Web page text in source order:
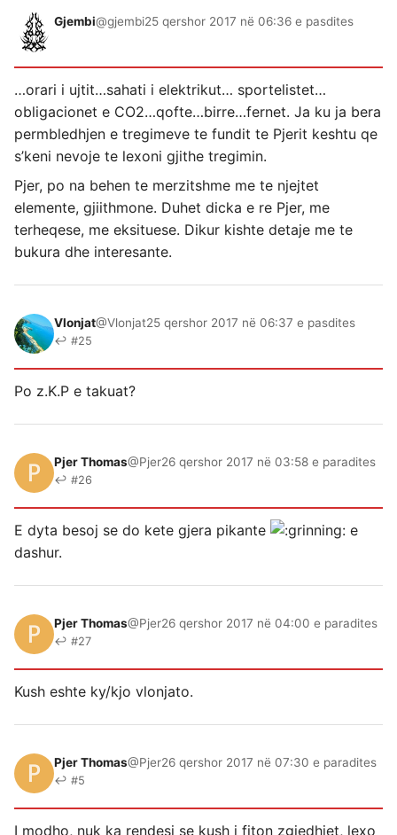
Gjembi@gjembi25 qershor 2017 në 06:36 e pasdites
…orari i ujtit…sahati i elektrikut… sportelistet…
obligacionet e CO2…qofte…birre…fernet. Ja ku ja bera
permbledhjen e tregimeve te fundit te Pjerit keshtu qe
s’keni nevoje te lexoni gjithe tregimin.
Pjer, po na behen te merzitshme me te njejtet
elemente, gjiithmone. Duhet dicka e re Pjer, me
terheqese, me eksituese. Dikur kishte detaje me te
bukura dhe interesante.
Vlonjat@Vlonjat25 qershor 2017 në 06:37 e pasdites
↩ #25
Po z.K.P e takuat?
Pjer Thomas@Pjer26 qershor 2017 në 03:58 e paradites
↩ #26
E dyta besoj se do kete gjera pikante
e
dashur.
Pjer Thomas@Pjer26 qershor 2017 në 04:00 e paradites
↩ #27
Kush eshte ky/kjo vlonjato.
Pjer Thomas@Pjer26 qershor 2017 në 07:30 e paradites
↩ #5
I modho, nuk ka rendesi se kush i fiton zgjedhjet, lexo